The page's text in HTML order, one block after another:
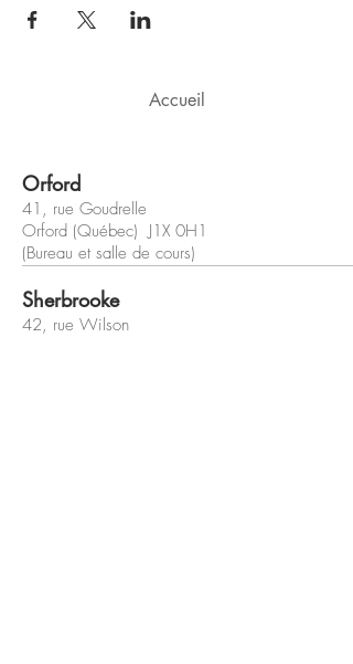
Accueil
Orford
41, rue Goudrelle
Orford (Québec) J1X 0H1
(Bureau et salle de cours)
Sherbrooke
42, rue Wilson